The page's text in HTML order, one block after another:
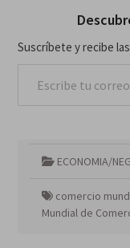
Suscríbete y recibe
ECONOMIA/
comercio
Mundial de